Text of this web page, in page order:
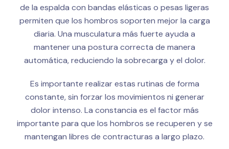
de la espalda con bandas elásticas o pesas ligeras
permiten que los hombros soporten mejor la carga
diaria. Una musculatura más fuerte ayuda a
mantener una postura correcta de manera
automática, reduciendo la sobrecarga y el dolor.
Es importante realizar estas rutinas de forma
constante, sin forzar los movimientos ni generar
dolor intenso. La constancia es el factor más
importante para que los hombros se recuperen y se
mantengan libres de contracturas a largo plazo.